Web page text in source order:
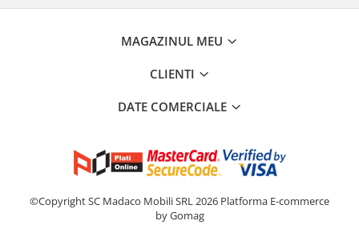
MAGAZINUL MEU
CLIENTI
DATE COMERCIALE
©Copyright SC Madaco Mobili SRL 2026 Platforma E-commerce
by Gomag